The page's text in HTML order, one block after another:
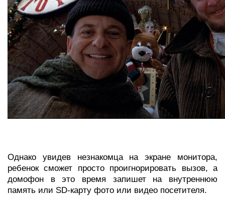
Однако увидев незнакомца на экране монитора,
ребенок сможет просто проигнорировать вызов, а
домофон в это время запишет на внутреннюю
память или SD-карту фото или видео посетителя.